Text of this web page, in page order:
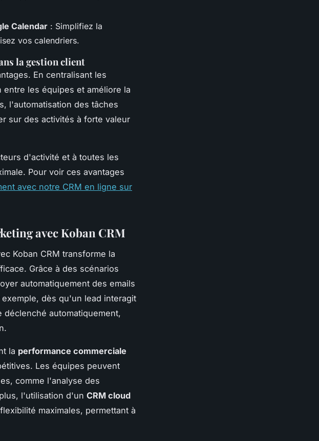
Calendar : Simplifiez la
vos calendriers.
la gestion client
En centralisant les
les équipes et améliore la
l'automatisation des tâches
sur des activités à forte valeur
d'activité et à toutes les
Pour voir ces avantages
avec notre CRM en ligne sur
avec Koban CRM
Koban CRM transforme la
Grâce à des scénarios
automatiquement des emails
dès qu'un lead interagit
automatiquement,
la performance commerciale
Les équipes peuvent
comme l'analyse des
l'utilisation d'un CRM cloud
maximales, permettant à